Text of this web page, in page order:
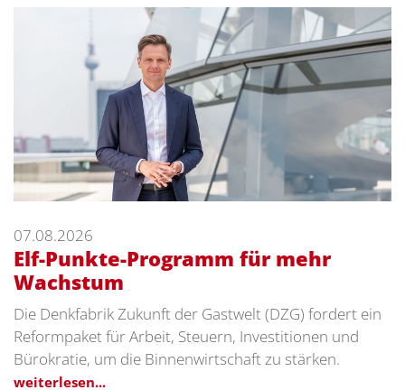
07.08.2026
Elf-Punkte-Programm für mehr
Wachstum
Die Denkfabrik Zukunft der Gastwelt (DZG) fordert ein
Reformpaket für Arbeit, Steuern, Investitionen und
Bürokratie, um die Binnenwirtschaft zu stärken.
weiterlesen...